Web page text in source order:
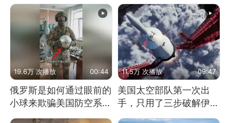
19.6万 次播放 00:44
俄罗斯是如何通过眼前的
小球来欺骗美国防空系统
11.5万 次播放 09:47
美国太空部队第一次出
手，只用了三步破解伊朗